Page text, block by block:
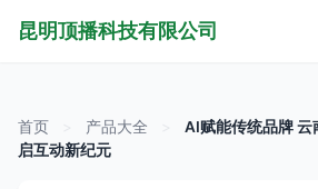
昆明顶播科技有限公司
首页 产品大全
AI赋能传统品牌
启互动新纪元